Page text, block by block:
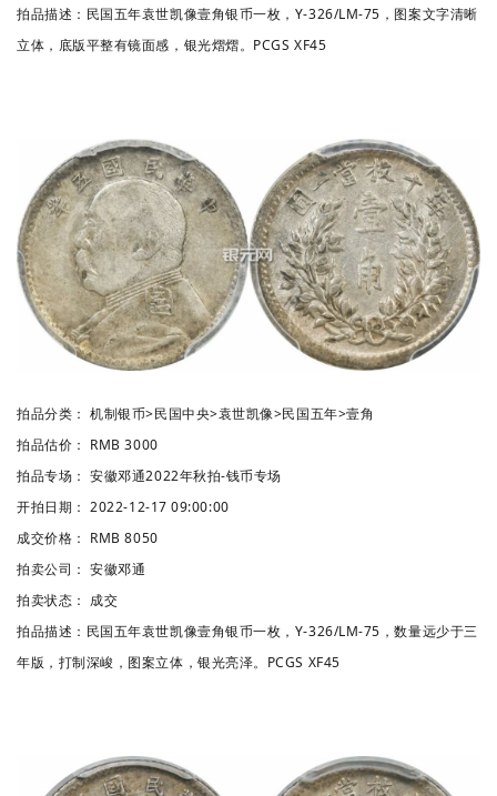
拍品描述： 民国五年袁世凯像壹角银币一枚，Y-326/LM-75，图案文字清晰
立体，底版平整有镜面感，银光熠熠。PCGS XF45
拍品分类： 机制银币>民国中央>袁世凯像>民国五年>壹角
拍品估价： RMB 3000
拍品专场： 安徽邓通2022年秋拍-钱币专场
开拍日期： 2022-12-17 09:00:00
成交价格： RMB 8050
拍卖公司： 安徽邓通
拍卖状态： 成交
拍品描述： 民国五年袁世凯像壹角银币一枚，Y-326/LM-75，数量远少于三
年版，打制深峻，图案立体，银光亮泽。PCGS XF45